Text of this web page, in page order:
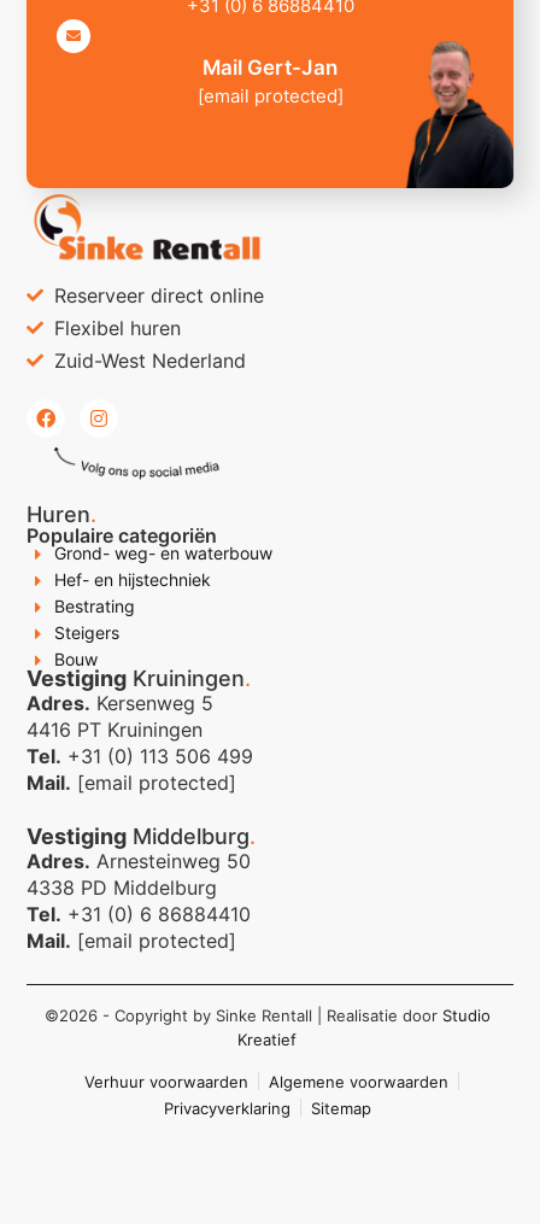
Reserveer direct online
Flexibel huren
Zuid-West Nederland
Huren.
Populaire categoriën
Grond- weg- en waterbouw
Hef- en hijstechniek
Bestrating
Steigers
Bouw
Vestiging Kruiningen.
Adres. Kersenweg 5
4416 PT Kruiningen
Tel. +31 (0) 113 506 499
Mail. [email protected]
Vestiging Middelburg.
Adres. Arnesteinweg 50
4338 PD Middelburg
Tel. +31 (0) 6 86884410
Mail. [email protected]
+31 (0) 6 86884410
Mail Gert-Jan
[email protected]
©2026 - Copyright by Sinke Rentall | Realisatie door Studio
Kreatief
Verhuur voorwaarden
Algemene voorwaarden
Privacyverklaring
Sitemap